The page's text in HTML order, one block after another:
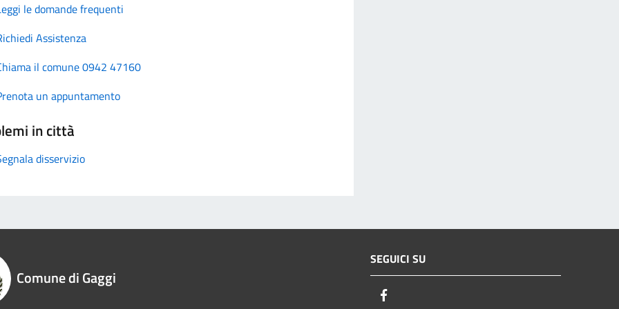
le domande frequenti
Assistenza
il comune 0942 47160
un appuntamento
in città
disservizio
Comune di Gaggi
SEGUICI SU